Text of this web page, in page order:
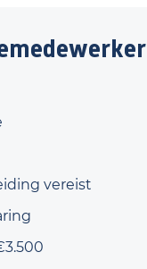
vereist